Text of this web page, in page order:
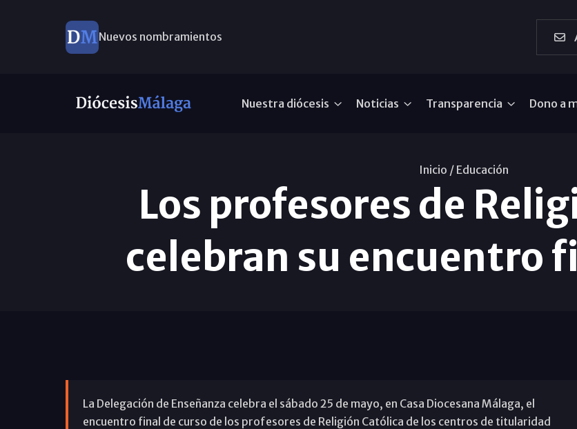
Nuevos nombramientos
Nuestra diócesis Noticias Transparencia Dono a
Inicio / Educación
Los profesores de
celebran su encuentro
La Delegación de Enseñanza celebra el sábado 25 de mayo, en Casa Diocesana Málaga, el
encuentro final de curso de los profesores de Religión Católica de los centros de titularidad